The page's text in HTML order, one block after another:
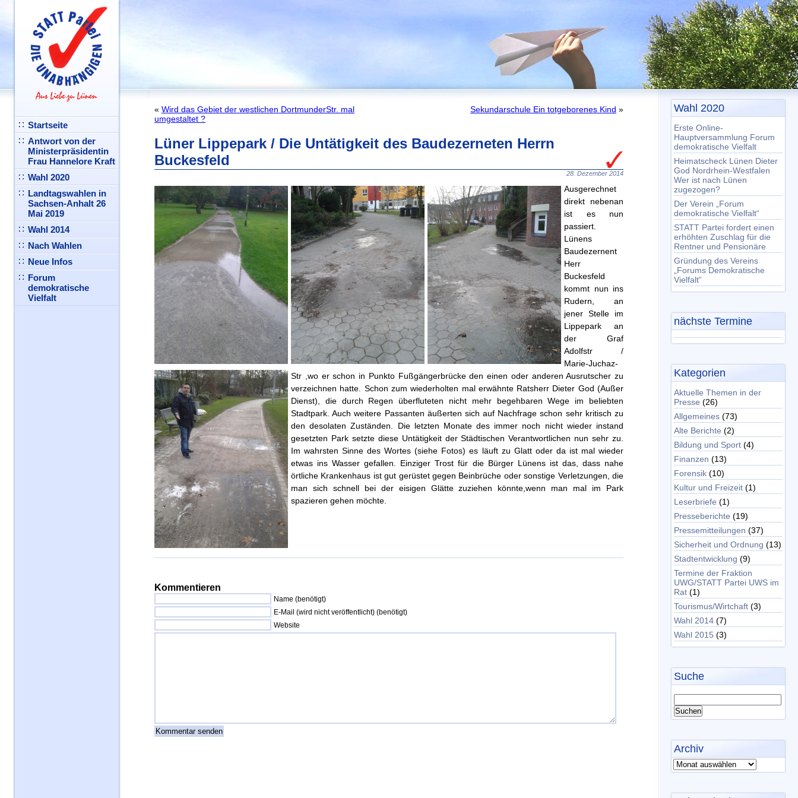
Startseite
Antwort von der
Ministerpräsidentin
Frau Hannelore Kraft
Wahl 2020
Landtagswahlen in
Sachsen-Anhalt 26
Mai 2019
Wahl 2014
Nach Wahlen
Neue Infos
Forum
demokratische
Vielfalt
Wahl 2020
Erste Online-
Hauptversammlung Forum
demokratische Vielfalt
Heimatscheck Lünen Dieter
God Nordrhein-Westfalen
Wer ist nach Lünen
zugezogen?
Der Verein „Forum
demokratische Vielfalt“
STATT Partei fordert einen
erhöhten Zuschlag für die
Rentner und Pensionäre
Gründung des Vereins
„Forums Demokratische
Vielfalt“
nächste Termine
Kategorien
Aktuelle Themen in der
Presse (26)
Allgemeines (73)
Alte Berichte (2)
Bildung und Sport (4)
Finanzen (13)
Forensik (10)
Kultur und Freizeit (1)
Leserbriefe (1)
Presseberichte (19)
Pressemitteilungen (37)
Sicherheit und Ordnung (13)
Stadtentwicklung (9)
Termine der Fraktion
UWG/STATT Partei UWS im
Rat (1)
Tourismus/Wirtchaft (3)
Wahl 2014 (7)
Wahl 2015 (3)
Suche
Archiv
Archiv
« Wird das Gebiet der westlichen DortmunderStr. mal
umgestaltet ?
Sekundarschule Ein totgeborenes Kind »
Lüner Lippepark / Die Untätigkeit des Baudezerneten Herrn
Buckesfeld
28. Dezember 2014
Ausgerechnet
direkt nebenan
ist es nun
passiert.
Lünens
Baudezernent
Herr
Buckesfeld
kommt nun ins
Rudern, an
jener Stelle im
Lippepark an
der Graf
Adolfstr /
Marie-Juchaz-
Str ,wo er schon in Punkto Fußgängerbrücke den einen oder anderen Ausrutscher zu
verzeichnen hatte. Schon zum wiederholten mal erwähnte Ratsherr Dieter God (Außer
Dienst), die durch Regen überfluteten nicht mehr begehbaren Wege im beliebten
Stadtpark. Auch weitere Passanten äußerten sich auf Nachfrage schon sehr kritisch zu
den desolaten Zuständen. Die letzten Monate des immer noch nicht wieder instand
gesetzten Park setzte diese Untätigkeit der Städtischen Verantwortlichen nun sehr zu.
Im wahrsten Sinne des Wortes (siehe Fotos) es läuft zu Glatt oder da ist mal wieder
etwas ins Wasser gefallen. Einziger Trost für die Bürger Lünens ist das, dass nahe
örtliche Krankenhaus ist gut gerüstet gegen Beinbrüche oder sonstige Verletzungen, die
man sich schnell bei der eisigen Glätte zuziehen könnte,wenn man mal im Park
spazieren gehen möchte.
Kommentieren
Name (benötigt)
E-Mail (wird nicht veröffentlicht) (benötigt)
Website